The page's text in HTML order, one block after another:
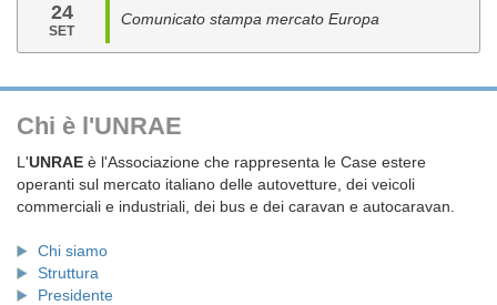
24
SET
Comunicato stampa mercato Europa
Chi è l'UNRAE
L'UNRAE è l'Associazione che rappresenta le Case estere
operanti sul mercato italiano delle autovetture, dei veicoli
commerciali e industriali, dei bus e dei caravan e autocaravan.
Chi siamo
Struttura
Presidente